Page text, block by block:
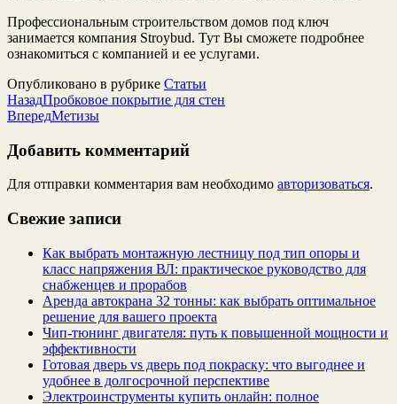
Профессиональным строительством домов под ключ
занимается компания Stroybud. Тут Вы сможете подробнее
ознакомиться с компанией и ее услугами.
Опубликовано в рубрике Статьи
НазадПробковое покрытие для стен
ВпередМетизы
Добавить комментарий
Для отправки комментария вам необходимо авторизоваться.
Свежие записи
Как выбрать монтажную лестницу под тип опоры и
класс напряжения ВЛ: практическое руководство для
снабженцев и прорабов
Аренда автокрана 32 тонны: как выбрать оптимальное
решение для вашего проекта
Чип‑тюнинг двигателя: путь к повышенной мощности и
эффективности
Готовая дверь vs дверь под покраску: что выгоднее и
удобнее в долгосрочной перспективе
Электроинструменты купить онлайн: полное